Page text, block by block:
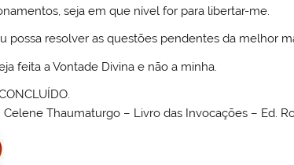
seja em que nível for para libertar-me.
possa resolver as questões pendentes da melhor
feita a Vontade Divina e não a minha.
Celene Thaumaturgo – Livro das Invocações – Ed.